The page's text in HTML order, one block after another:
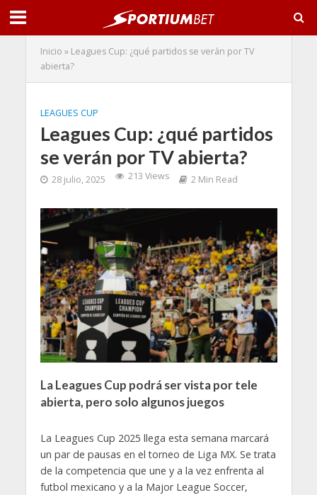
Inicio » Leagues Cup: ¿qué partidos se verán por TV
abierta?
LEAGUES CUP
Leagues Cup: ¿qué partidos
se verán por TV abierta?
28 julio, 2025 213 Views 2 Min Read
La Leagues Cup podrá ser vista por tele
abierta, pero solo algunos juegos
La Leagues Cup 2025 llega esta semana marcará
un par de pausas en el torneo de Liga MX. Se trata
de la competencia que une y a la vez enfrenta al
futbol mexicano y a la Major League Soccer,